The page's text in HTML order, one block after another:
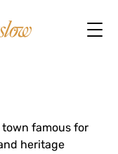
famous for
heritage